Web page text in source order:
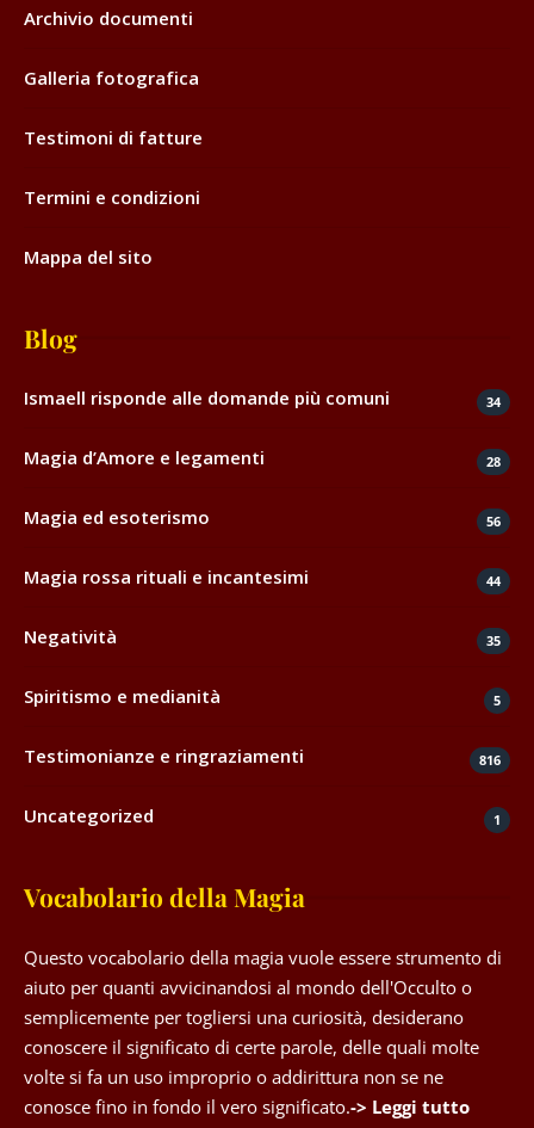
Archivio documenti
Galleria fotografica
Testimoni di fatture
Termini e condizioni
Mappa del sito
Blog
Ismaell risponde alle domande più comuni 34
Magia d’Amore e legamenti 28
Magia ed esoterismo 56
Magia rossa rituali e incantesimi 44
Negatività 35
Spiritismo e medianità 5
Testimonianze e ringraziamenti 816
Uncategorized 1
Vocabolario della Magia
Questo vocabolario della magia vuole essere strumento di
aiuto per quanti avvicinandosi al mondo dell'Occulto o
semplicemente per togliersi una curiosità, desiderano
conoscere il significato di certe parole, delle quali molte
volte si fa un uso improprio o addirittura non se ne
conosce fino in fondo il vero significato.-> Leggi tutto